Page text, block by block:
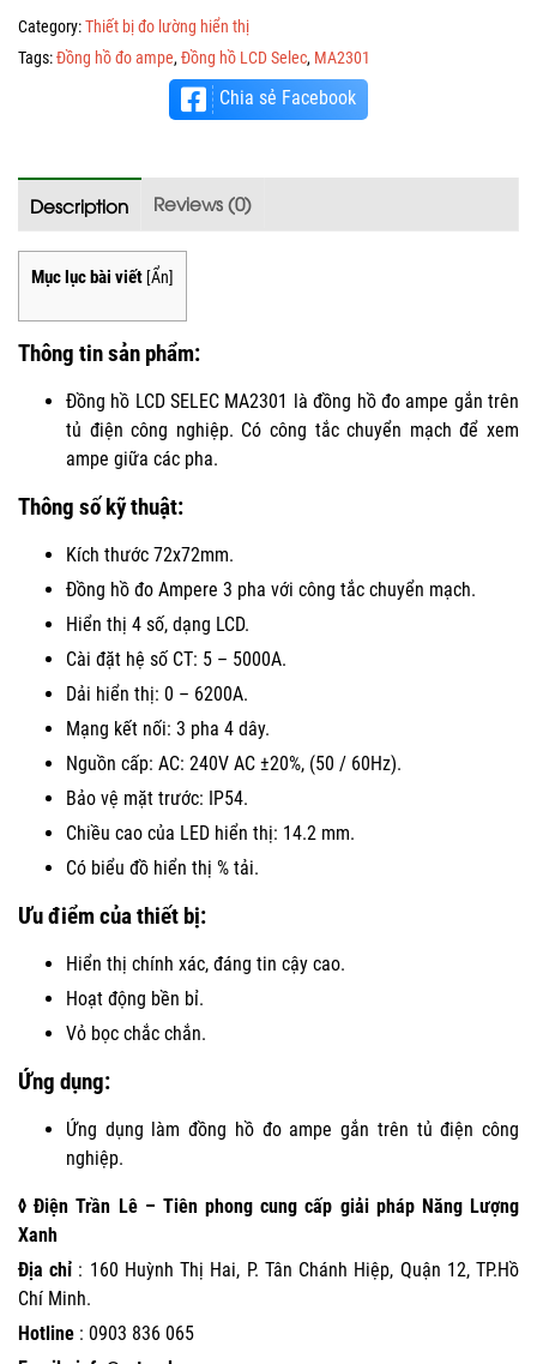
Category:Thiết bị đo lường hiển thị
Tags:Đồng hồ đo ampe, Đồng hồ LCD Selec, MA2301
Chia sẻ Facebook
Description Reviews (0)
Mục lục bài viết [Ẩn]
Thông tin sản phẩm:
Đồng hồ LCD SELEC MA2301 là đồng hồ đo ampe gắn trên
tủ điện công nghiệp. Có công tắc chuyển mạch để xem
ampe giữa các pha.
Thông số kỹ thuật:
Kích thước 72x72mm.
Đồng hồ đo Ampere 3 pha với công tắc chuyển mạch.
Hiển thị 4 số, dạng LCD.
Cài đặt hệ số CT: 5 – 5000A.
Dải hiển thị: 0 – 6200A.
Mạng kết nối: 3 pha 4 dây.
Nguồn cấp: AC: 240V AC ±20%, (50 / 60Hz).
Bảo vệ mặt trước: IP54.
Chiều cao của LED hiển thị: 14.2 mm.
Có biểu đồ hiển thị % tải.
Ưu điểm của thiết bị:
Hiển thị chính xác, đáng tin cậy cao.
Hoạt động bền bỉ.
Vỏ bọc chắc chắn.
Ứng dụng:
Ứng dụng làm đồng hồ đo ampe gắn trên tủ điện công
nghiệp.
◊ Điện Trần Lê – Tiên phong cung cấp giải pháp Năng Lượng
Xanh
Địa chỉ : 160 Huỳnh Thị Hai, P. Tân Chánh Hiệp, Quận 12, TP.Hồ
Chí Minh.
Hotline : 0903 836 065